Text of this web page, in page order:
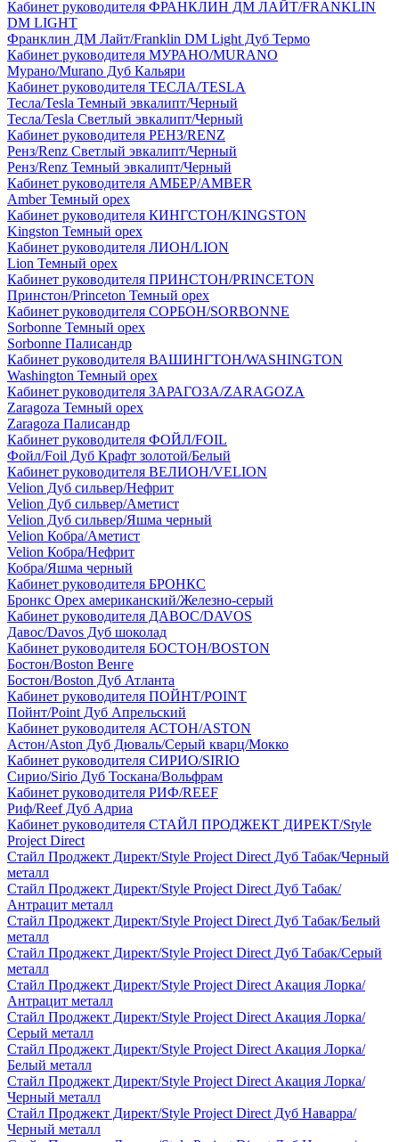
Кабинет руководителя ФРАНКЛИН ДМ ЛАЙТ/FRANKLIN
DM LIGHT
Франклин ДМ Лайт/Franklin DM Light Дуб Термо
Кабинет руководителя МУРАНО/MURANO
Мурано/Murano Дуб Кальяри
Кабинет руководителя ТЕСЛА/TESLA
Тесла/Tesla Темный эвкалипт/Черный
Тесла/Tesla Светлый эвкалипт/Черный
Кабинет руководителя РЕНЗ/RENZ
Ренз/Renz Светлый эвкалипт/Черный
Ренз/Renz Темный эвкалипт/Черный
Кабинет руководителя АМБЕР/AMBER
Amber Темный орех
Кабинет руководителя КИНГСТОН/KINGSTON
Kingston Темный орех
Кабинет руководителя ЛИОН/LION
Lion Темный орех
Кабинет руководителя ПРИНСТОН/PRINCETON
Принстон/Princeton Темный орех
Кабинет руководителя СОРБОН/SORBONNE
Sorbonne Темный орех
Sorbonne Палисандр
Кабинет руководителя ВАШИНГТОН/WASHINGTON
Washington Темный орех
Кабинет руководителя ЗАРАГОЗА/ZARAGOZA
Zaragoza Темный орех
Zaragoza Палисандр
Кабинет руководителя ФОЙЛ/FOIL
Фойл/Foil Дуб Крафт золотой/Белый
Кабинет руководителя ВЕЛИОН/VELION
Velion Дуб сильвер/Нефрит
Velion Дуб сильвер/Аметист
Velion Дуб сильвер/Яшма черный
Velion Кобра/Аметист
Velion Кобра/Нефрит
Кобра/Яшма черный
Кабинет руководителя БРОНКС
Бронкс Орех американский/Железно-серый
Кабинет руководителя ДАВОС/DAVOS
Давос/Davos Дуб шоколад
Кабинет руководителя БОСТОН/BOSTON
Бостон/Boston Венге
Бостон/Boston Дуб Атланта
Кабинет руководителя ПОЙНТ/POINT
Пойнт/Point Дуб Апрельский
Кабинет руководителя АСТОН/ASTON
Астон/Aston Дуб Дюваль/Серый кварц/Мокко
Кабинет руководителя СИРИО/SIRIO
Сирио/Sirio Дуб Тоскана/Вольфрам
Кабинет руководителя РИФ/REEF
Риф/Reef Дуб Адриа
Кабинет руководителя СТАЙЛ ПРОДЖЕКТ ДИРЕКТ/Style
Project Direct
Стайл Проджект Директ/Style Project Direct Дуб Табак/Черный
металл
Стайл Проджект Директ/Style Project Direct Дуб Табак/
Антрацит металл
Стайл Проджект Директ/Style Project Direct Дуб Табак/Белый
металл
Стайл Проджект Директ/Style Project Direct Дуб Табак/Серый
металл
Стайл Проджект Директ/Style Project Direct Акация Лорка/
Антрацит металл
Стайл Проджект Директ/Style Project Direct Акация Лорка/
Серый металл
Стайл Проджект Директ/Style Project Direct Акация Лорка/
Белый металл
Стайл Проджект Директ/Style Project Direct Акация Лорка/
Черный металл
Стайл Проджект Директ/Style Project Direct Дуб Наварра/
Черный металл